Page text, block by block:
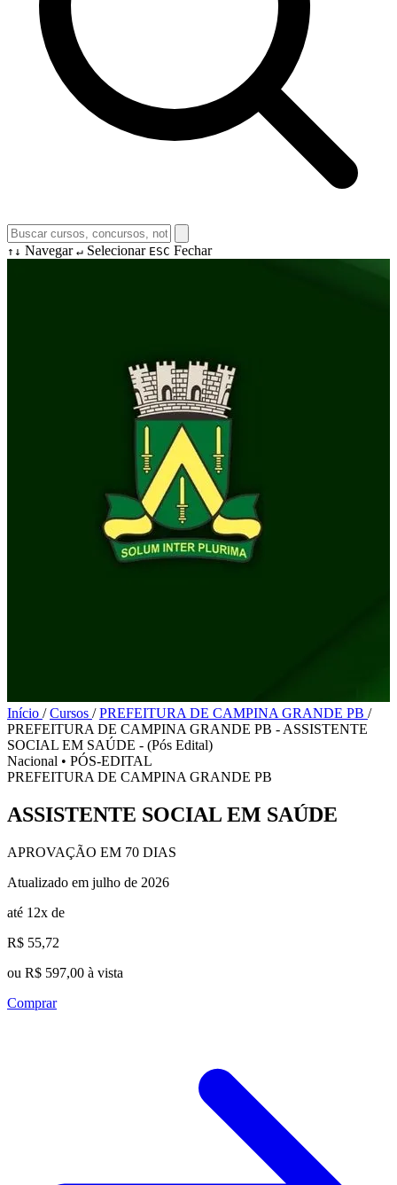
↑↓ Navegar ↵ Selecionar ESC Fechar
Início / Cursos / PREFEITURA DE CAMPINA GRANDE PB /
PREFEITURA DE CAMPINA GRANDE PB - ASSISTENTE
SOCIAL EM SAÚDE - (Pós Edital)
Nacional • PÓS-EDITAL
PREFEITURA DE CAMPINA GRANDE PB
ASSISTENTE SOCIAL EM SAÚDE
APROVAÇÃO EM 70 DIAS
Atualizado em julho de 2026
até 12x de
R$ 55,72
ou R$ 597,00 à vista
Comprar